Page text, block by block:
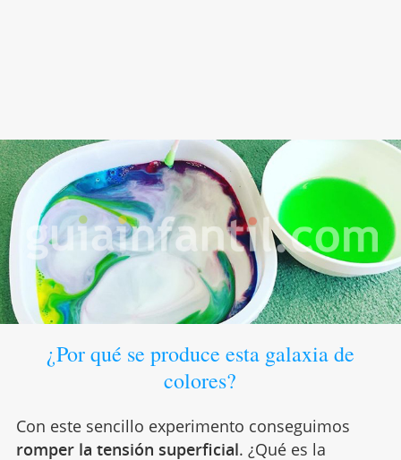
¿Por qué se produce esta galaxia de
colores?
Con este sencillo experimento conseguimos
romper la tensión superficial. ¿Qué es la